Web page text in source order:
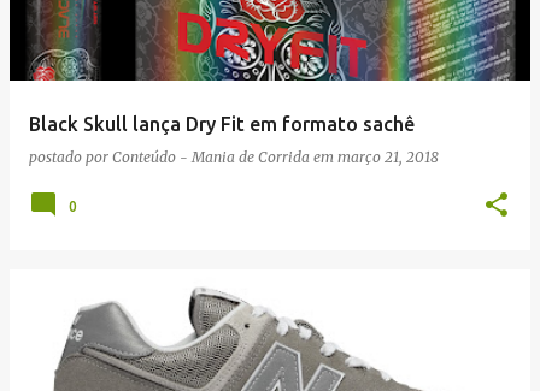
Black Skull lança Dry Fit em formato sachê
postado por Conteúdo - Mania de Corrida em março 21, 2018
0